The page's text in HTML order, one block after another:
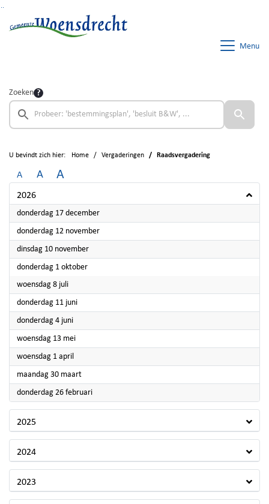
Menu
Zoeken
U bevindt zich hier: Home Vergaderingen Raadsvergadering
A A A
2026
donderdag 17 december2026
donderdag 12 november2026
dinsdag 10 november2026
donderdag 1 oktober2026
woensdag 8 juli2026
donderdag 11 juni2026
donderdag 4 juni2026
woensdag 13 mei2026
woensdag 1 april
maandag 30 maart2026
donderdag 26 februari2026
2025
2024
2023